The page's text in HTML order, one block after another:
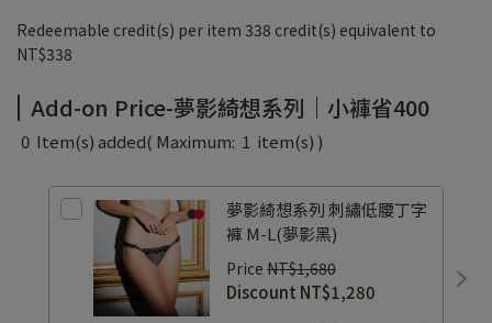
7、8月滿千折百8
7、8月滿千折百10
7、8月滿千折百11
7、8月滿千折百13
7、8月滿千折百14
7、8月滿千折百15
7、8月滿千折百16
Redeemable credit(s) per item 338 credit(s) equivalent to
NT$338
Add-on Price-夢影綺想系列｜小褲省400
0 Item(s) added( Maximum: 1 item(s) )
夢影綺想系列 刺繡低腰丁字
褲 M-L(夢影黑)
Price NT$1,680
Discount NT$1,280